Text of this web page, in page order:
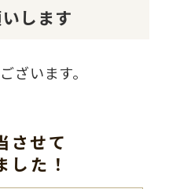
します
ざいます。
させて
した！